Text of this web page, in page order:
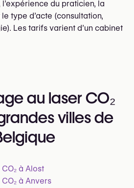
du praticien, la
type d’acte (consultation,
Les tarifs varient d’un cabinet
au laser CO₂
villes de
à Alost
à Anvers